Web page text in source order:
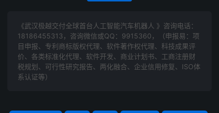
《武汉极越交付全球首台人工智能汽车机器人 》咨询电话：
18186455313 ，咨询微信或QQ：9915360，（申报易：项
目申报、专利商标版权代理、软件著作权代理、科技成果评
价、各类标准化代理、软件开发、商业计划书、工商注册财
税规划、可行性研究报告、两化融合、企业信用修复、ISO体
系认证等）